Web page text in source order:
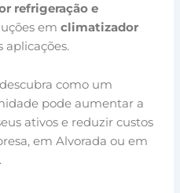
refrigeração e
emclimatizador
aplicações.
como um
pode aumentar a
ativos e reduzir custos
em Alvorada ou em